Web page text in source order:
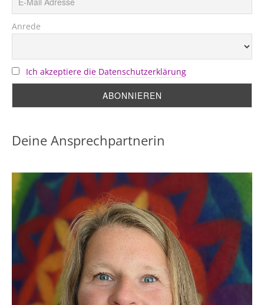
Anrede
Ich akzeptiere die Datenschutzerklärung
Deine Ansprechpartnerin